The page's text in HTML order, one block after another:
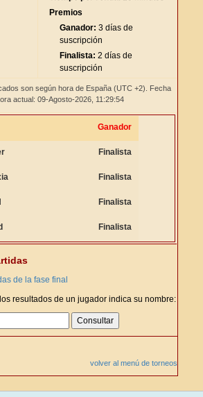
Premios
Ganador: 3 días de
suscripción
Finalista: 2 días de
suscripción
son según hora de España (UTC +2). Fecha
actual: 09-Agosto-2026, 11:29:54
Ganador
Finalista
Finalista
Finalista
Finalista
de la fase final
resultados de un jugador indica su nombre:
volver al menú de torneos